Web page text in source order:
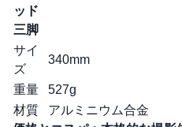
ッド
三脚
サイ
ズ
340mm
重量
527g
材質
アルミニウム合金